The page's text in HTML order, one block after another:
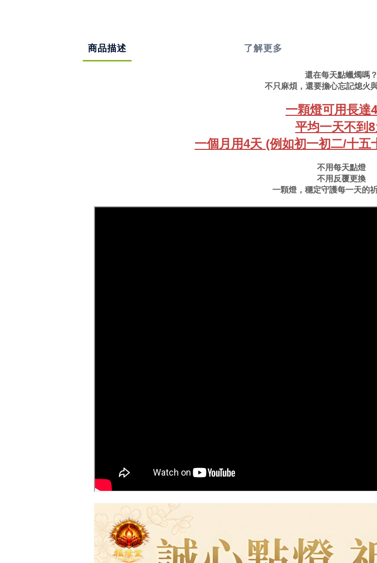
商品描述 了解更多
還在每天點蠟燭嗎？
不只麻煩，還要擔心忘記熄火
一顆燈可用長達
平均一天不到
一個月用4天 (例如初一初二/十五
不用每天點燈
不用反覆更換
一顆燈，穩定守護每一天的